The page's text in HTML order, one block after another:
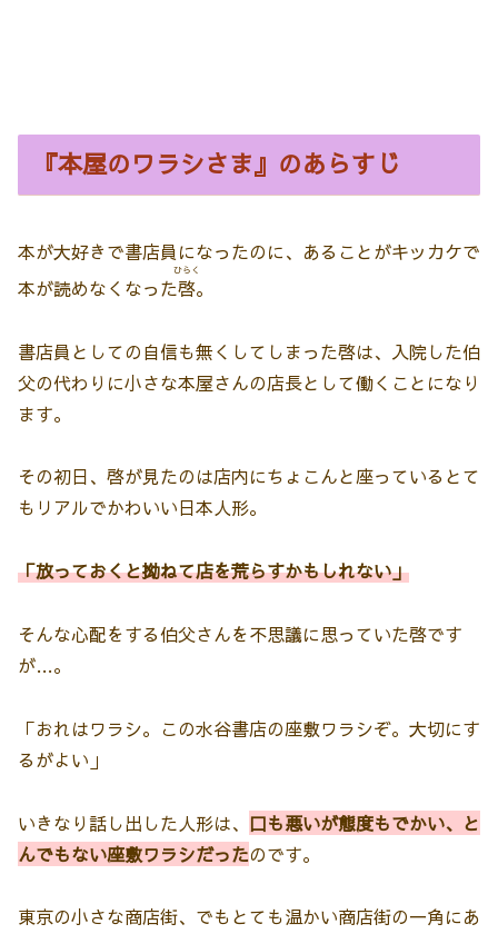
『本屋のワラシさま』のあらすじ
本が大好きで書店員になったのに、あることがキッカケで
本が読めなくなった啓
ひらく
。
書店員としての自信も無くしてしまった啓は、入院した伯
父の代わりに小さな本屋さんの店長として働くことになり
ます。
その初日、啓が見たのは店内にちょこんと座っているとて
もリアルでかわいい日本人形。
「放っておくと拗ねて店を荒らすかもしれない」
そんな心配をする伯父さんを不思議に思っていた啓です
が…。
「おれはワラシ。この水谷書店の座敷ワラシぞ。大切にす
るがよい」
いきなり話し出した人形は、 口も悪いが態度もでかい、と
んでもない座敷ワラシだったのです。
東京の小さな商店街、でもとても温かい商店街の一角にあ